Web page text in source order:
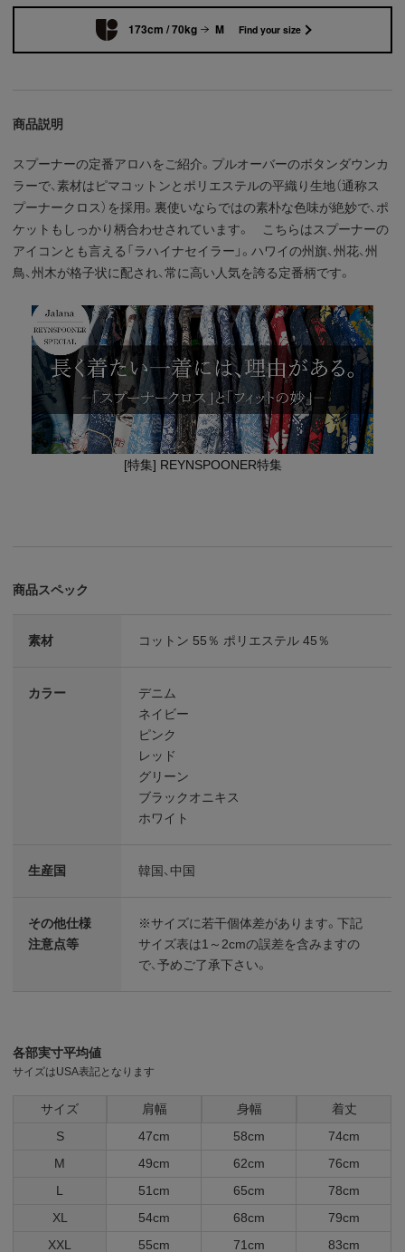
173cm / 70kg M Find your size
商品説明
スプーナーの定番アロハをご紹介。プルオーバーのボタンダウンカ
ラーで、素材はピマコットンとポリエステルの平織り生地（通称ス
プーナークロス）を採用。裏使いならではの素朴な色味が絶妙で、ポ
ケットもしっかり柄合わせされています。 こちらはスプーナーの
アイコンとも言える「ラハイナセイラー」。ハワイの州旗、州花、州
鳥、州木が格子状に配され、常に高い人気を誇る定番柄です。
[特集] REYNSPOONER特集
商品スペック
素材 コットン 55％ ポリエステル 45％
カラー
デニム
ネイビー
ピンク
レッド
グリーン
ブラックオニキス
ホワイト
生産国 韓国、中国
その他仕様
注意点等
※サイズに若干個体差があります。下記
サイズ表は1～2cmの誤差を含みますの
で、予めご了承下さい。
各部実寸平均値
サイズはUSA表記となります
サイズ 肩幅 身幅
着丈
S
47cm 58cm
74cm
M
49cm 62cm
76cm
L
51cm 65cm
78cm
XL
54cm 68cm
79cm
XXL
55cm 71cm 83cm